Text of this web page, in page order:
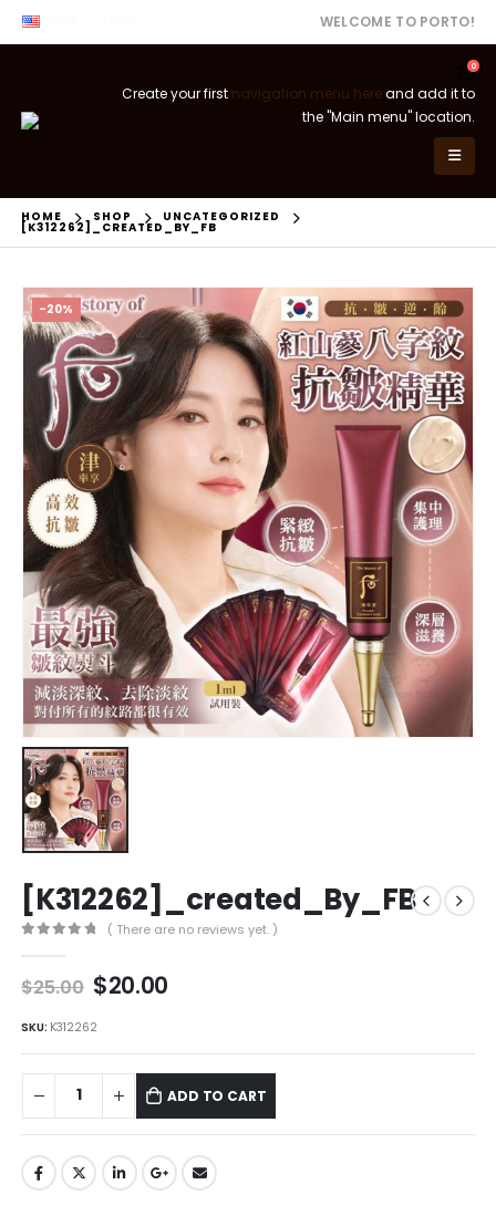
WELCOME TO PORTO!
0
Create your first navigation menu hereand add it to
the "Main menu" location.
HOME SHOP UNCATEGORIZED
[K312262]_CREATED_BY_FB
-20%
[K312262]_created_By_FB
( There are no reviews yet. )
$25.00 $20.00
SKU: K312262
ADD TO CART